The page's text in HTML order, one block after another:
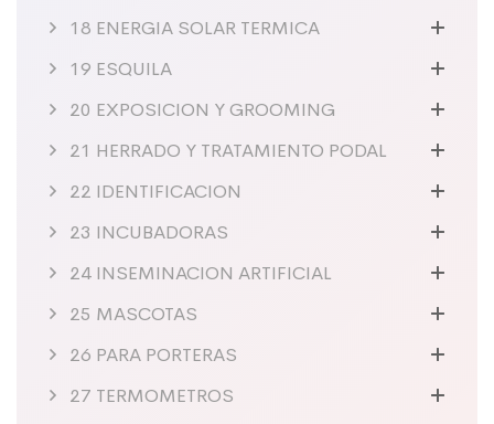
18 ENERGIA SOLAR TERMICA
19 ESQUILA
20 EXPOSICION Y GROOMING
21 HERRADO Y TRATAMIENTO PODAL
22 IDENTIFICACION
23 INCUBADORAS
24 INSEMINACION ARTIFICIAL
25 MASCOTAS
26 PARA PORTERAS
27 TERMOMETROS